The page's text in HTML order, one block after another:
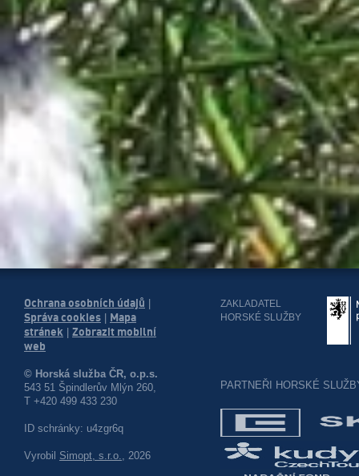
Ochrana osobních údajů
Správa cookies
Mapa
stránek
Zobrazit mobilní
web
© Horská služba ČR, o.p.s.
543 51 Špindlerův Mlýn 260,
T +420 499 433 230
ID schránky: u4zgr6q
Vyrobil Simopt, s.r.o., 2026
ZAKLADATEL
HORSKÉ SLUŽBY
PARTNEŘI HORSKÉ